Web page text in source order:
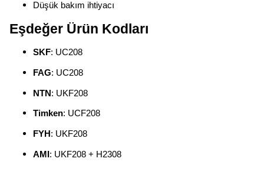
Düşük bakım ihtiyacı
Eşdeğer Ürün Kodları
SKF: UC208
FAG: UC208
NTN : UKF208
Timken: UCF208
FYH : UKF208
AMI : UKF208 + H2308